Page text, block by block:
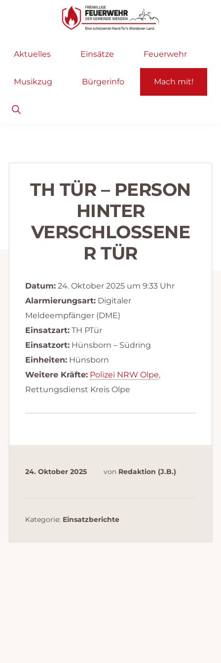
Hauptnavigation
Feuerwehr
helfen
selbstverständlich!
Aktuelles Einsätze Feuerwehr
Musikzug Bürgerinfo Mach mit!
Show
Search
TH TÜR – PERSON
HINTER
VERSCHLOSSENE
R TÜR
Datum:24. Oktober 2025 um 9:33 Uhr
Alarmierungsart:Digitaler
Meldeempfänger (DME)
Einsatzart:TH PTür
Einsatzort:Hünsborn – Südring
Einheiten:Hünsborn
Weitere Kräfte: Polizei NRW Olpe,
Rettungsdienst Kreis Olpe
24. Oktober 2025 von Redaktion (J.B.)
Kategorie: Einsatzberichte